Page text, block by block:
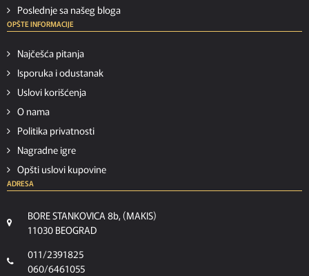
Poslednje sa našeg bloga
OPŠTE INFORMACIJE
Najčešća pitanja
Isporuka i odustanak
Uslovi korišćenja
O nama
Politika privatnosti
Nagradne igre
Opšti uslovi kupovine
ADRESA
BORE STANKOVICA 8b, (MAKIS)
11030 BEOGRAD
011/2391825
060/6461055